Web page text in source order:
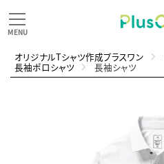
オリジナルTシャツ作成プラスワン
長袖ポロシャツ 長袖シャツ